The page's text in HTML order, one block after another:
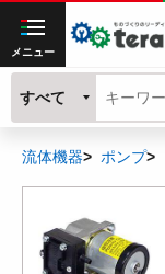
メニュー
すべて
流体機器 ポンプ